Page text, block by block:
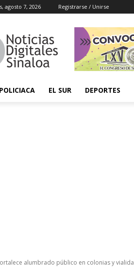
agosto 7, 2026 Registrarse / Unirse
POLICIACA EL SUR DEPORTES
alumbrado público en colonias y